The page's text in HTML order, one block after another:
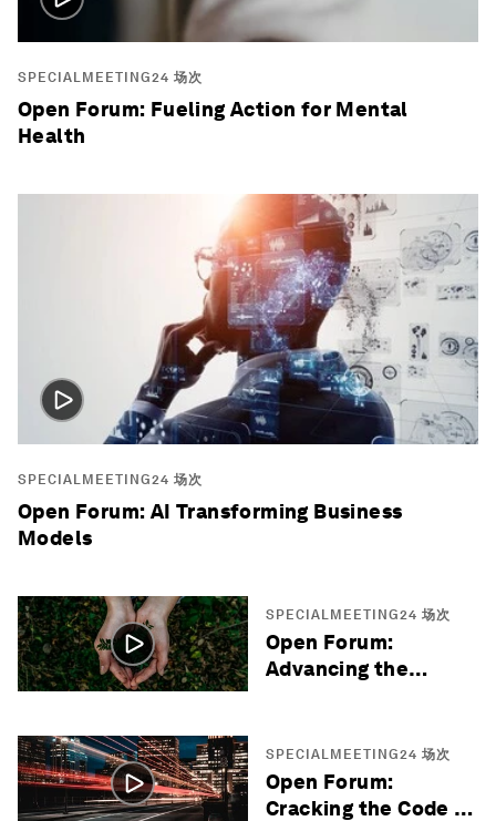
SPECIALMEETING24 场次
Open Forum: Fueling Action for Mental
Health
SPECIALMEETING24 场次
Open Forum: AI Transforming Business
Models
SPECIALMEETING24 场次
Open Forum:
Advancing the
Agenda
SPECIALMEETING24 场次
Open Forum:
Cracking the Code to